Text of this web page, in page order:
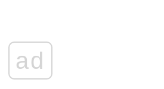
ad